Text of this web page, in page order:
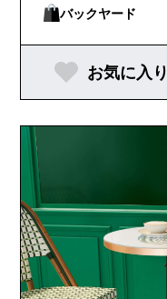
バックヤード
お気に入り